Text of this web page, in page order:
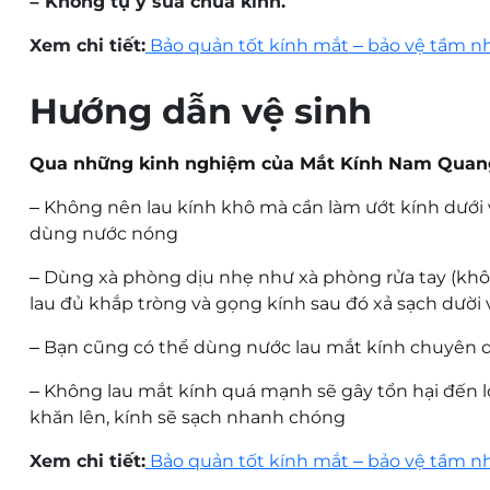
Người có độ mắt phức tạp:
xử lý triệt để độ loạn, nhưng công nghệ đánh
4. Các phiên bản chiết
Chiết suất 1.56 (Cơ bản):
Chiết suất 1.60 (Mỏng nhẹ, độ bền cao):Tròng
chọn bắt buộc nếu bạn muốn lắp các kiểu
Chiết suất 1.67 (Siêu mỏng):Dành riêng cho
5. Đánh giá thực tế từ
Xem chi tiết: Bảo quản tốt kính mắt – bảo vệ tầm
Hướng dẫn vệ sinh
Qua những kinh nghiệm của Mắt Kính Nam
– Không nên lau kính khô mà cần làm ướt kính
dùng nước nóng
– Dùng xà phòng dịu nhẹ như xà phòng rửa tay
lau đủ khắp tròng và gọng kính sau đó xả sạch dười
– Bạn cũng có thể dùng nước lau mắt kính chuyên
– Không lau mắt kính quá mạnh sẽ gây tổn hại đến
khăn lên, kính sẽ sạch nhanh chóng
Xem chi tiết: Bảo quản tốt kính mắt – bảo vệ tầm